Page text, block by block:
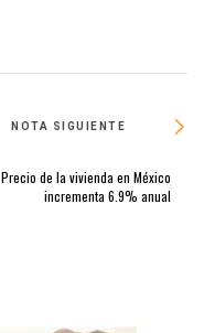
NOTA SIGUIENTE
Precio de la vivienda en México
incrementa 6.9% anual